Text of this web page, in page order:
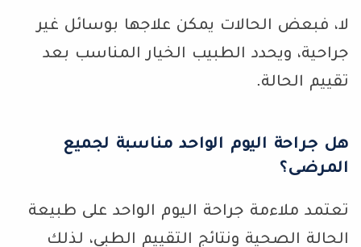
لا، فبعض الحالات يمكن علاجها بوسائل غير
جراحية، ويحدد الطبيب الخيار المناسب بعد
تقييم الحالة.
هل جراحة اليوم الواحد مناسبة لجميع
المرضى؟
تعتمد ملاءمة جراحة اليوم الواحد على طبيعة
الحالة الصحية ونتائج التقييم الطبي، لذلك